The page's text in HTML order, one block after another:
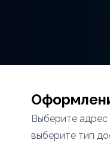
Выберите адрес
выберите тип